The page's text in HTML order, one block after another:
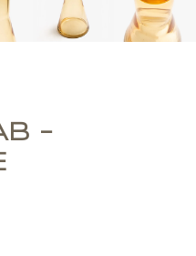
-